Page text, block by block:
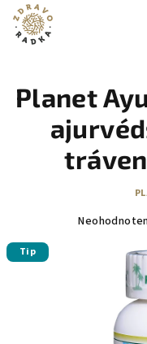
Prejsť
obsah
Planet
Priemerné
hviezdičiek.
Tip